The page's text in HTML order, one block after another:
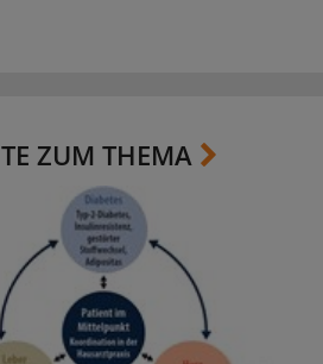
ZUM THEMA